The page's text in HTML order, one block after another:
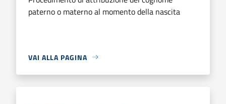
paterno o materno al momento della nascita
VAI ALLA PAGINA